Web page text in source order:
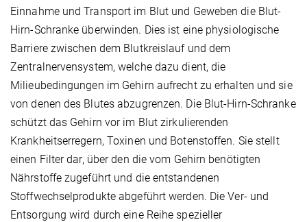
Einnahme und Transport im Blut und Geweben die Blut-
Hirn-Schranke überwinden. Dies ist eine physiologische
Barriere zwischen dem Blutkreislauf und dem
Zentralnervensystem, welche dazu dient, die
Milieubedingungen im Gehirn aufrecht zu erhalten und sie
von denen des Blutes abzugrenzen. Die Blut-Hirn-Schranke
schützt das Gehirn vor im Blut zirkulierenden
Krankheitserregern, Toxinen und Botenstoffen. Sie stellt
einen Filter dar, über den die vom Gehirn benötigten
Nährstoffe zugeführt und die entstandenen
Stoffwechselprodukte abgeführt werden. Die Ver- und
Entsorgung wird durch eine Reihe spezieller